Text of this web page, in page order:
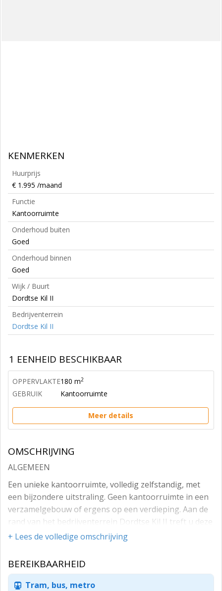
KENMERKEN
Huurprijs
€ 1.995 /maand
Functie
Kantoorruimte
Onderhoud buiten
Goed
Onderhoud binnen
Goed
Wijk / Buurt
Dordtse Kil II
Bedrijventerrein
Dordtse Kil II
1 EENHEID BESCHIKBAAR
OPPERVLAKTE180 m2
GEBRUIK Kantoorruimte
Meer details
OMSCHRIJVING
ALGEMEEN
Een unieke kantoorruimte, volledig zelfstandig, met
een bijzondere uitstraling. Geen kantoorruimte in een
verzamelgebouw of ergens op een verdieping. Aan de
rand van het bedrijventerrein Dordtse Kil II treft u deze
kantoorruimte aan. Het gebouw bestaat uit twee
luchtbrug met elkaar zijn verbonden.
AFMETINGEN
+ Lees de volledige omschrijving
BEREIKBAARHEID
Tram, bus, metro